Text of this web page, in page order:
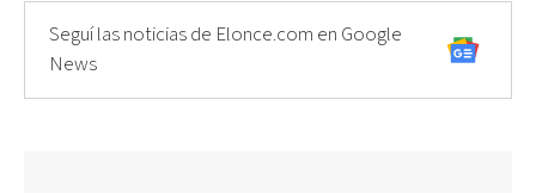
Seguí las noticias de Elonce.com en Google
News